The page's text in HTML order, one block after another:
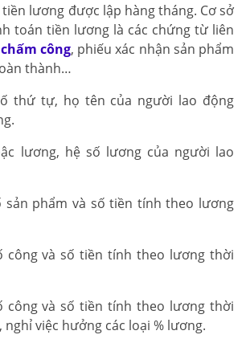
lương được lập hàng tháng. Cơ sở
toán tiền lương là các chứng từ liên
công, phiếu xác nhận sản phẩm
thành…
thứ tự, họ tên của người lao động
lương, hệ số lương của người lao
sản phẩm và số tiền tính theo lương
công và số tiền tính theo lương thời
công và số tiền tính theo lương thời
nghỉ việc hưởng các loại % lương.